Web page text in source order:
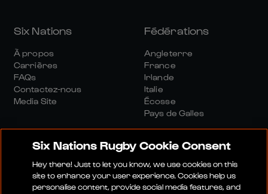
Six Nations
À propos
Carrières
FAQs
Contactez-nous
Media Site
Fédérations
Angleterre
France
Irlande
Italie
Écosse
Pays de Galles
Six Nations Rugby Cookie Consent
Hey there! Just to let you know, we use cookies on this
site to enhance your user experience. Cookies help us
personalise content, provide social media features, and